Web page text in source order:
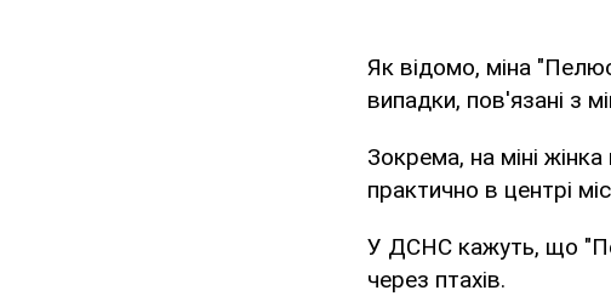
Як відомо, міна
випадки, пов'язані з
Зокрема, на міні
практично в центрі
У ДСНС кажуть, що
через птахів.